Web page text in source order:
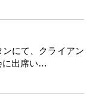
にて、クライアン
に出席い…